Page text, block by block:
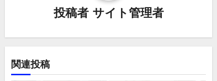
ン
投稿者 サイト管理者
関連投稿